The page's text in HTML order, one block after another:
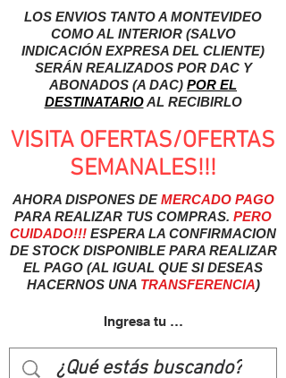
LOS ENVIOS TANTO A MONTEVIDEO
COMO AL INTERIOR (SALVO
INDICACIÓN EXPRESA DEL CLIENTE)
SERÁN REALIZADOS POR DAC Y
ABONADOS (A DAC) POR EL
DESTINATARIOAL RECIBIRLO
VISITA OFERTAS/OFERTAS
SEMANALES!!!
AHORA DISPONES DEMERCADO PAGO
PARA REALIZAR TUS COMPRAS. PERO
CUIDADO!!! ESPERA LA CONFIRMACION
DE STOCK DISPONIBLE PARA REALIZAR
EL PAGO (AL IGUAL QUE SI DESEAS
HACERNOS UNA TRANSFERENCIA)
Ingresa tu usuairo